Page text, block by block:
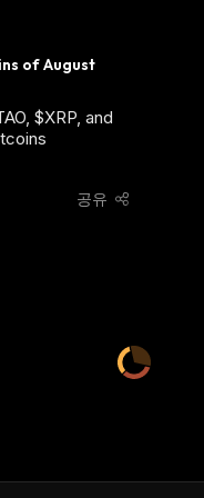
of August
$XRP, and
공유